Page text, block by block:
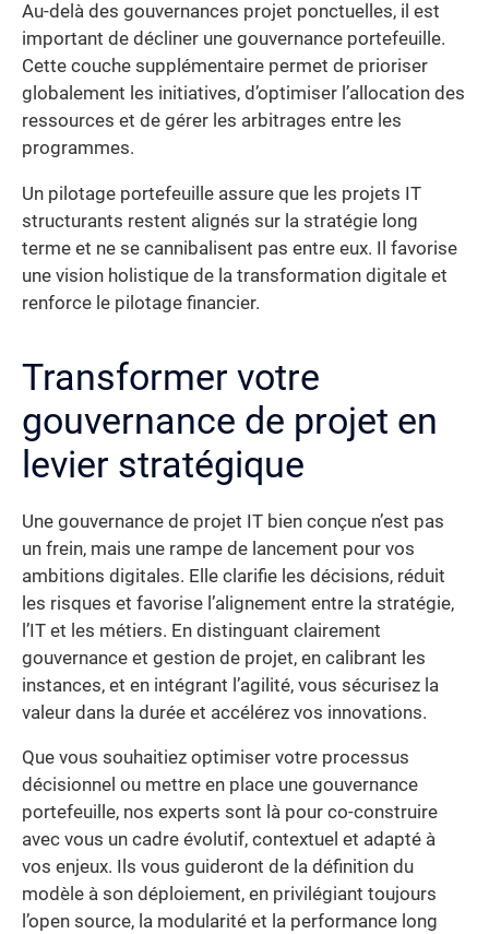
Au-delà des gouvernances projet ponctuelles, il est
important de décliner une gouvernance portefeuille.
Cette couche supplémentaire permet de prioriser
globalement les initiatives, d’optimiser l’allocation des
ressources et de gérer les arbitrages entre les
programmes.
Un pilotage portefeuille assure que les projets IT
structurants restent alignés sur la stratégie long
terme et ne se cannibalisent pas entre eux. Il favorise
une vision holistique de la transformation digitale et
renforce le pilotage financier.
Transformer votre
gouvernance de projet en
levier stratégique
Une gouvernance de projet IT bien conçue n’est pas
un frein, mais une rampe de lancement pour vos
ambitions digitales. Elle clarifie les décisions, réduit
les risques et favorise l’alignement entre la stratégie,
l’IT et les métiers. En distinguant clairement
gouvernance et gestion de projet, en calibrant les
instances, et en intégrant l’agilité, vous sécurisez la
valeur dans la durée et accélérez vos innovations.
Que vous souhaitiez optimiser votre processus
décisionnel ou mettre en place une gouvernance
portefeuille, nos experts sont là pour co-construire
avec vous un cadre évolutif, contextuel et adapté à
vos enjeux. Ils vous guideront de la définition du
modèle à son déploiement, en privilégiant toujours
l’open source, la modularité et la performance long